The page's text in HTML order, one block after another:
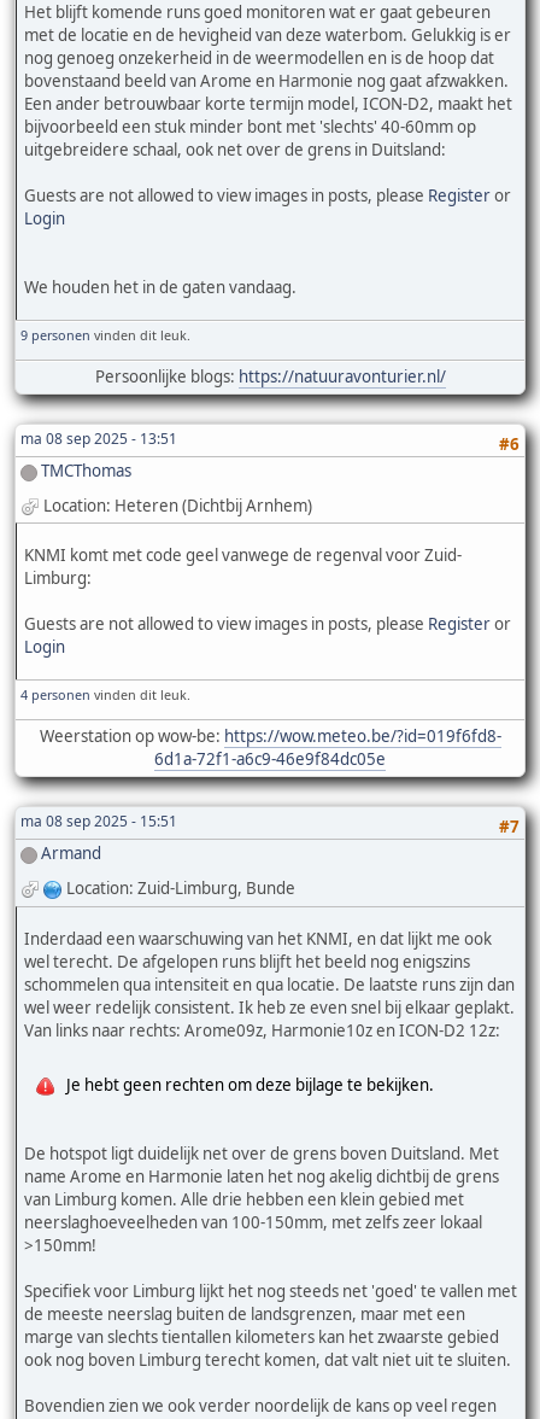
Het blijft komende runs goed monitoren wat er gaat gebeuren
met de locatie en de hevigheid van deze waterbom. Gelukkig is er
nog genoeg onzekerheid in de weermodellen en is de hoop dat
bovenstaand beeld van Arome en Harmonie nog gaat afzwakken.
Een ander betrouwbaar korte termijn model, ICON-D2, maakt het
bijvoorbeeld een stuk minder bont met 'slechts' 40-60mm op
uitgebreidere schaal, ook net over de grens in Duitsland:
Guests are not allowed to view images in posts, please Registeror
Login
We houden het in de gaten vandaag.
9 personen vinden dit leuk.
Persoonlijke blogs: https://natuuravonturier.nl/
ma 08 sep 2025 - 13:51
#6
TMCThomas
Location: Heteren (Dichtbij Arnhem)
KNMI komt met code geel vanwege de regenval voor Zuid-
Limburg:
Guests are not allowed to view images in posts, please Registeror
Login
4 personen vinden dit leuk.
Weerstation op wow-be: https://wow.meteo.be/?id=019f6fd8-
6d1a-72f1-a6c9-46e9f84dc05e
ma 08 sep 2025 - 15:51
#7
Armand
Location: Zuid-Limburg, Bunde
Inderdaad een waarschuwing van het KNMI, en dat lijkt me ook
wel terecht. De afgelopen runs blijft het beeld nog enigszins
schommelen qua intensiteit en qua locatie. De laatste runs zijn dan
wel weer redelijk consistent. Ik heb ze even snel bij elkaar geplakt.
Van links naar rechts: Arome09z, Harmonie10z en ICON-D2 12z:
Je hebt geen rechten om deze bijlage te bekijken.
De hotspot ligt duidelijk net over de grens boven Duitsland. Met
name Arome en Harmonie laten het nog akelig dichtbij de grens
van Limburg komen. Alle drie hebben een klein gebied met
neerslaghoeveelheden van 100-150mm, met zelfs zeer lokaal
>150mm!
Specifiek voor Limburg lijkt het nog steeds net 'goed' te vallen met
de meeste neerslag buiten de landsgrenzen, maar met een
marge van slechts tientallen kilometers kan het zwaarste gebied
ook nog boven Limburg terecht komen, dat valt niet uit te sluiten.
Bovendien zien we ook verder noordelijk de kans op veel regen